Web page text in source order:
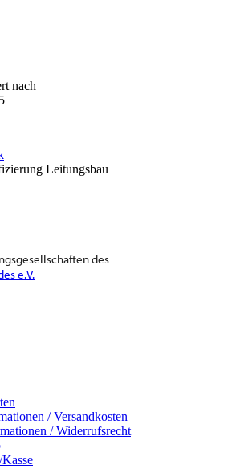
nach
Leitungsbau
des
e.V.
/ Versandkosten
/ Widerrufsrecht